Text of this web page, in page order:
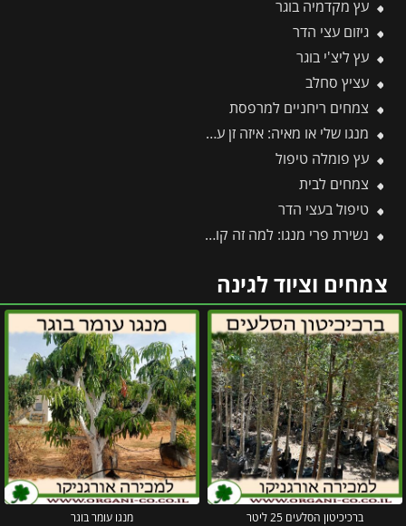
עץ מקדמיה בוגר
גיזום עצי הדר
עץ ליצ'י בוגר
עציץ סחלב
צמחים ריחניים למרפסת
מנגו שלי או מאיה: איזה זן עדיף לגדל ואיזה פחות מומלץ?
עץ פומלה טיפול
צמחים לבית
טיפול בעצי הדר
נשירת פרי מנגו: למה זה קורה ואיך לעצור את נשירת החנטים?
צמחים וציוד לגינה
ברכיכיטון הסלעים 25 ליטר מנגו עומר בוגר